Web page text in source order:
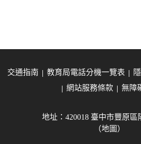
交通指南 教育局電話分機一覽表
網站服務條款
無障
地址：420018 臺中市豐原區
（地圖）